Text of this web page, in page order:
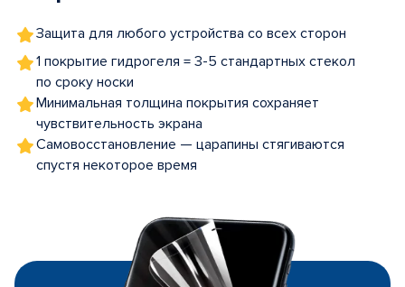
Защита для любого устройства со всех сторон
1 покрытие гидрогеля = 3-5 стандартных стекол
по сроку носки
Минимальная толщина покрытия сохраняет
чувствительность экрана
Самовосстановление — царапины стягиваются
спустя некоторое время